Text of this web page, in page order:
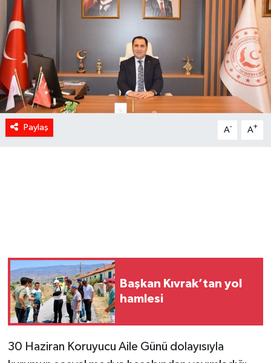
Paylaş A- A+
Başkan Kıvrak’tan yol
hamlesi
30 Haziran Koruyucu Aile Günü dolayısıyla